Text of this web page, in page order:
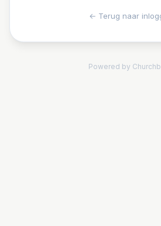
← Terug naar
Powered by